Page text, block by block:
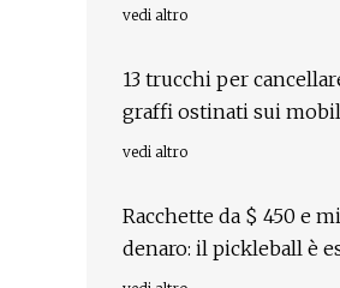
vedi altro
13 trucchi per
graffi ostinati sui
vedi altro
Racchette da $ 450 e
denaro: il pickleball è